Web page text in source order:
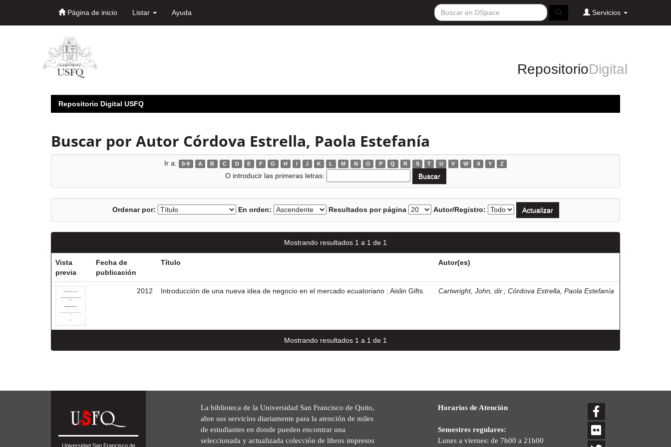
Página de inicio Listar Ayuda Servicios
RepositorioDigital
Repositorio Digital USFQ
Buscar por Autor Córdova Estrella, Paola Estefanía
Ir a: 0-9 A B C D E F G H I J K L M N O P Q R S T U V W X Y Z
O introducir las primeras letras:
Ordenar por: En orden: Resultados por página Autor/Registro:
Mostrando resultados 1 a 1 de 1
Vista
previa
Fecha de
publicación
Título Autor(es)
2012 Introducción de una nueva idea de negocio en el mercado ecuatoriano : Aislin Gifts. Cartwright, John, dir. ; Córdova Estrella, Paola Estefanía
Mostrando resultados 1 a 1 de 1
Universidad San Francisco de
La biblioteca de la Universidad San Francisco de Quito,
abre sus servicios diariamente para la atención de miles
de estudiantes en donde pueden encontrar una
seleccionada y actualizada colección de libros impresos
Horarios de Atención
Semestres regulares:
Lunes a viernes: de 7h00 a 21h00